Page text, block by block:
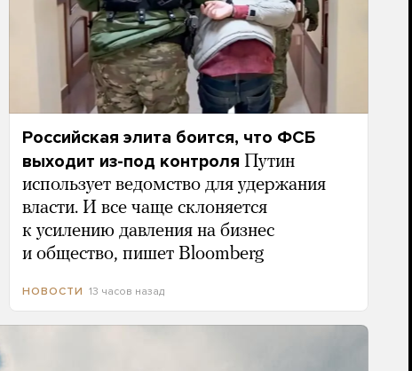
Российская элита боится, что ФСБ
выходит из-под контроля Путин
использует ведомство для удержания
власти. И все чаще склоняется
к усилению давления на бизнес
и общество, пишет Bloomberg
НОВОСТИ 13 часов назад